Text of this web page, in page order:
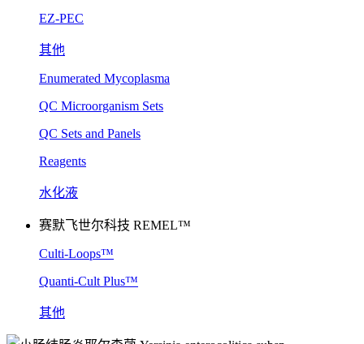
EZ-PEC
其他
Enumerated Mycoplasma
QC Microorganism Sets
QC Sets and Panels
Reagents
水化液
赛默飞世尔科技 REMEL™
Culti-Loops™
Quanti-Cult Plus™
其他